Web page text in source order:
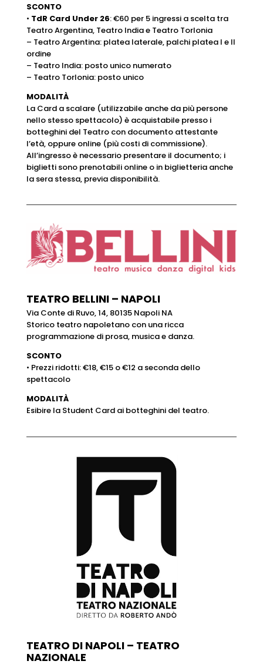
SCONTO
• TdR Card Under 26: €60 per 5 ingressi a scelta tra
Teatro Argentina, Teatro India e Teatro Torlonia
– Teatro Argentina: platea laterale, palchi platea I e II
ordine
– Teatro India: posto unico numerato
– Teatro Torlonia: posto unico
MODALITÀ
La Card a scalare (utilizzabile anche da più persone
nello stesso spettacolo) è acquistabile presso i
botteghini del Teatro con documento attestante
l’età, oppure online (più costi di commissione).
All’ingresso è necessario presentare il documento; i
biglietti sono prenotabili online o in biglietteria anche
la sera stessa, previa disponibilità.
TEATRO BELLINI – NAPOLI
Via Conte di Ruvo, 14, 80135 Napoli NA
Storico teatro napoletano con una ricca
programmazione di prosa, musica e danza.
SCONTO
• Prezzi ridotti: €18, €15 o €12 a seconda dello
spettacolo
MODALITÀ
Esibire la Student Card ai botteghini del teatro.
TEATRO DI NAPOLI – TEATRO
NAZIONALE